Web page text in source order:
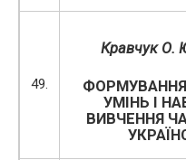
49.
Кравчук О.
УМІНЬ І
ВИВЧЕННЯ